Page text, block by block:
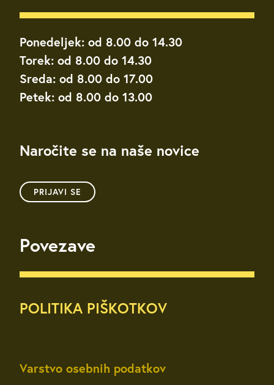
Ponedeljek: od 8.00 do 14.30
Torek: od 8.00 do 14.30
Sreda: od 8.00 do 17.00
Petek: od 8.00 do 13.00
Naročite se na naše novice
PRIJAVI SE
Povezave
POLITIKA PIŠKOTKOV
Varstvo osebnih podatkov